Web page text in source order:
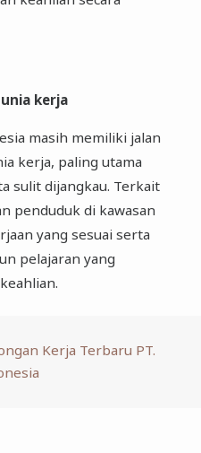
kerja
masih memiliki jalan
kerja, paling utama
sulit dijangkau. Terkait
penduduk di kawasan
yang sesuai serta
pelajaran yang
Kerja Terbaru PT.